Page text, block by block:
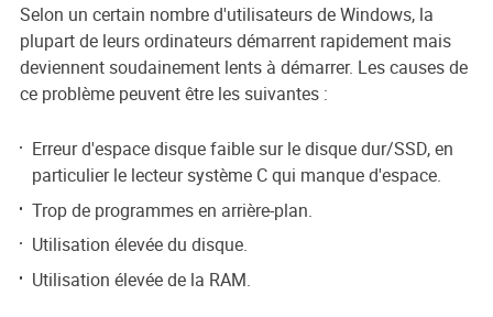
Selon un certain nombre d'utilisateurs de Windows, la
plupart de leurs ordinateurs démarrent rapidement mais
deviennent soudainement lents à démarrer. Les causes de
ce problème peuvent être les suivantes :
Erreur d'espace disque faible sur le disque dur/SSD, en
particulier le lecteur système C qui manque d'espace.
Trop de programmes en arrière-plan.
Utilisation élevée du disque.
Utilisation élevée de la RAM.